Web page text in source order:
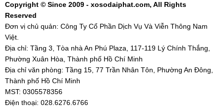
Copyright © Since 2009 - xosodaiphat.com, All Rights
Reserved
Đơn vị chủ quản: Công Ty Cổ Phần Dịch Vụ Và Viễn Thông Nam
Việt.
Địa chỉ: Tầng 3, Tòa nhà An Phú Plaza, 117-119 Lý Chính Thắng,
Phường Xuân Hòa, Thành phố Hồ Chí Minh
Địa chỉ văn phòng: Tầng 15, 77 Trần Nhân Tôn, Phường An Đông,
Thành phố Hồ Chí Minh
MST: 0305578356
Điện thoại: 028.6276.6766